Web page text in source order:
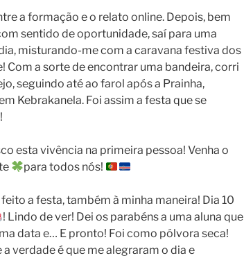
a formação e o relato online. Depois, bem
sentido de oportunidade, saí para uma
misturando-me com a caravana festiva dos
Com a sorte de encontrar uma bandeira, corri
seguindo até ao farol após a Prainha,
Kebrakanela. Foi assim a festa que se
esta vivência na primeira pessoa! Venha o
para todos nós!
a festa, também à minha maneira! Dia 10
! Lindo de ver! Dei os parabéns a uma aluna que
data e… E pronto! Foi como pólvora seca!
a verdade é que me alegraram o dia e